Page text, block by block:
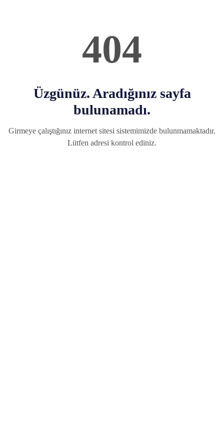
404
Üzgünüz. Aradığınız sayfa
bulunamadı.
Girmeye çalıştığınız internet sitesi sistemimizde bulunmamaktadır.
Lütfen adresi kontrol ediniz.